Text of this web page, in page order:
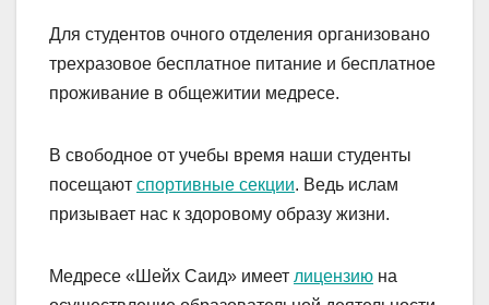
Для студентов очного отделения организовано
трехразовое бесплатное питание и бесплатное
проживание в общежитии медресе.
В свободное от учебы время наши студенты
посещают спортивные секции. Ведь ислам
призывает нас к здоровому образу жизни.
Медресе «Шейх Саид» имеет лицензию на